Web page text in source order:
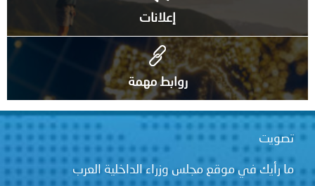
روابط مهمة
مجلس وزراء الداخلية العرب